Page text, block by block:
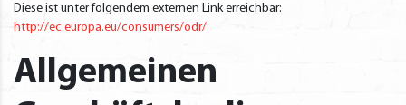
Diese ist unter folgendem externen Link erreichbar:
http://ec.europa.eu/consumers/odr/
Allgemeinen